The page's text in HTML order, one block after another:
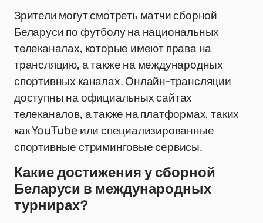
Зрители могут смотреть матчи сборной
Беларуси по футболу на национальных
телеканалах, которые имеют права на
трансляцию, а также на международных
спортивных каналах. Онлайн-трансляции
доступны на официальных сайтах
телеканалов, а также на платформах, таких
как YouTube или специализированные
спортивные стриминговые сервисы.
Какие достижения у сборной
Беларуси в международных
турнирах?